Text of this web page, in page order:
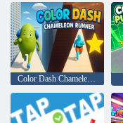
Color Dash Chameleon Runner